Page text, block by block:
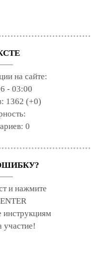
на сайте:
- 03:00
1362 (+0)
0
и нажмите
инструкциям
участие!